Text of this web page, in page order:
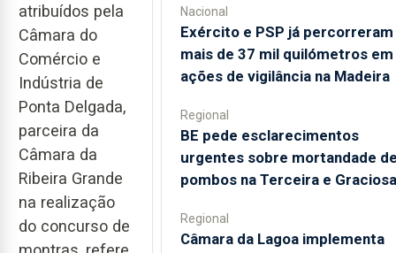
atribuídos pela
Câmara do
Comércio e
Indústria de
Ponta Delgada,
parceira da
Câmara da
Ribeira Grande
na realização
do concurso de
Nacional
Exército e PSP já percorreram
mais de 37 mil quilómetros em
ações de vigilância na Madeira
Regional
BE pede esclarecimentos
urgentes sobre mortandade
pombos na Terceira e Graciosa
Regional
Câmara da Lagoa implementa